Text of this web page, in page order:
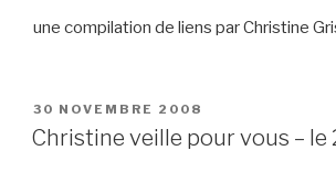
une compilation de liens par Christine
PUBLIÉ
LE
30 NOVEMBRE 2008
Christine veille pour vous – le